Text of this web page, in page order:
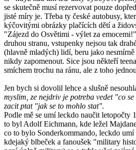
se skutečně musí rezervovat pouze
jisté míry je. Třeba ty české autobusy,
kýčovitými obrázky plačících dětí a
"Zájezd do Osvětimi - výlet za
druhou stranu, vstupenky nejsou tak
(hlavně mladých) lidí, beru jako
nikdy zapomenout. Sice jsou někteří
smíchem trochu na ránu, ale z toho
Jen bych si dovolil lehce a slušně
myslim, ze nejdriv je potreba vedet "co
zacit ptat "jak se to mohlo stat".
Podle mě se umí leckdo naučit letopočty
to byl Adolf Eichmann, kde ležel
co to bylo Sonderkommando, leckdo
kdejaký blbeček a fanoušek "military